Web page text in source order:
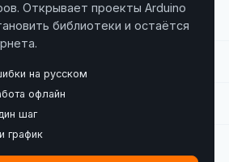
Открывает проекты Arduino
библиотеки и остаётся
на русском
офлайн
шаг
график